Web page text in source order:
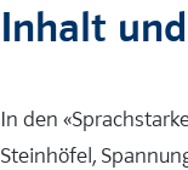
Inhalt
In den
Steinhöfel,